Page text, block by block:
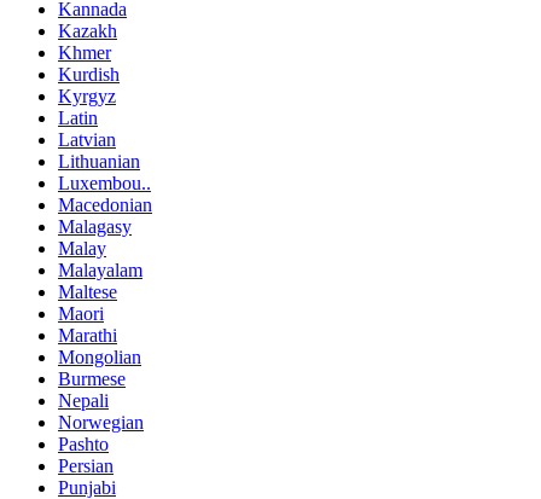
Kannada
Kazakh
Khmer
Kurdish
Kyrgyz
Latin
Latvian
Lithuanian
Luxembou..
Macedonian
Malagasy
Malay
Malayalam
Maltese
Maori
Marathi
Mongolian
Burmese
Nepali
Norwegian
Pashto
Persian
Punjabi